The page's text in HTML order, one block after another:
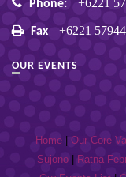
Phone: +6221
Fax +6221
OUR EVENTS
Home| Our Core
Sujono| Ratna